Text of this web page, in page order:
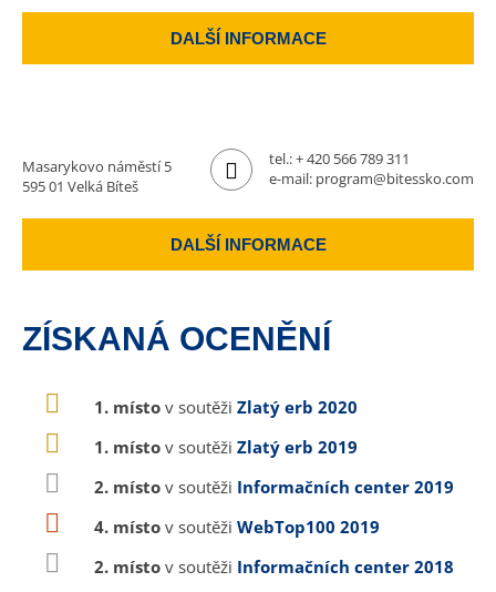
DALŠÍ INFORMACE
Masarykovo náměstí 5
595 01 Velká Bíteš
tel.:+ 420 566 789 311
e-mail: program@bitessko.com
DALŠÍ INFORMACE
ZÍSKANÁ OCENĚNÍ
1. místo v soutěži Zlatý erb 2020
1. místo v soutěži Zlatý erb 2019
2. místo v soutěži Informačních center 2019
4. místo v soutěži WebTop100 2019
2. místo v soutěži Informačních center 2018